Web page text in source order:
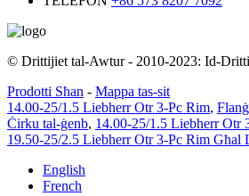
© Drittijiet tal-Awtur - 2010-2023: Id-
Prodotti Sħan - Mappa tas-sit
14.00-25/1.5 Liebherr Otr 3-Pc Rim, Flanġ
Ċirku tal-ġenb, 14.00-25/1.5 Liebherr Otr
19.50-25/2.5 Liebherr Otr 3-Pc Rim Għal
English
French